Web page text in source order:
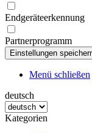
Endgeräteerkennung
Partnerprogramm
Menü schließen
deutsch
Kategorien